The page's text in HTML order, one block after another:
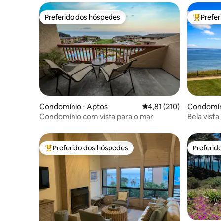
Preferido dos hóspedes
Preferido dos hóspedes
Condomínio ⋅ Aptos 4,81 de uma avaliação
4,81 (210)
Condomínio com vista para o mar
Entre
Bela
Entre os melhores preferidos dos hóspedes
Preferido dos hóspedes